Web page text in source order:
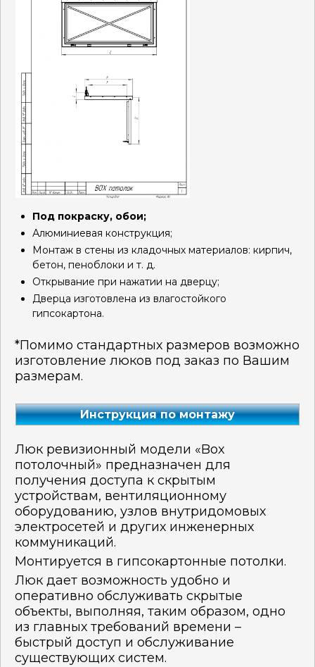
Под покраску, обои;
Алюминиевая конструкция;
Монтаж в стены из кладочных материалов: кирпич,
бетон, пеноблоки и т. д.
Открывание при нажатии на дверцу;
Дверца изготовлена из влагостойкого
гипсокартона.
*Помимо стандартных размеров возможно
изготовление люков под заказ по Вашим
размерам.
Инструкция по монтажу
Люк ревизионный модели «Box
потолочный» предназначен для
получения доступа к скрытым
устройствам, вентиляционному
оборудованию, узлов внутридомовых
электросетей и других инженерных
коммуникаций.
Монтируется в гипсокартонные потолки.
Люк дает возможность удобно и
оперативно обслуживать скрытые
объекты, выполняя, таким образом, одно
из главных требований времени –
быстрый доступ и обслуживание
существующих систем.